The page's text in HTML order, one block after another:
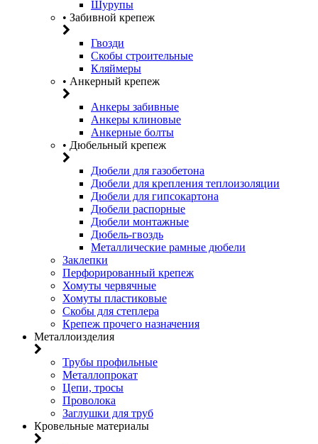
Шурупы
• Забивной крепеж
Гвозди
Скобы строительные
Кляймеры
• Анкерный крепеж
Анкеры забивные
Анкеры клиновые
Анкерные болты
• Дюбельный крепеж
Дюбели для газобетона
Дюбели для крепления теплоизоляции
Дюбели для гипсокартона
Дюбели распорные
Дюбели монтажные
Дюбель-гвоздь
Металлические рамные дюбели
Заклепки
Перфорированный крепеж
Хомуты червячные
Хомуты пластиковые
Скобы для степлера
Крепеж прочего назначения
Металлоизделия
Трубы профильные
Металлопрокат
Цепи, тросы
Проволока
Заглушки для труб
Кровельные материалы